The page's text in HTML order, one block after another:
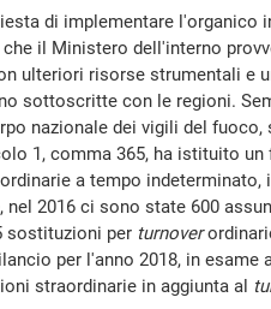
di implementare l'organico
il Ministero dell'interno
ulteriori risorse strumentali e
sottoscritte con le regioni.
nazionale dei vigili del
1, comma 365, ha istituito
a tempo indeterminato,
2016 ci sono state 600
sostituzioni per turnover
per l'anno 2018, in esame
straordinarie in aggiunta al